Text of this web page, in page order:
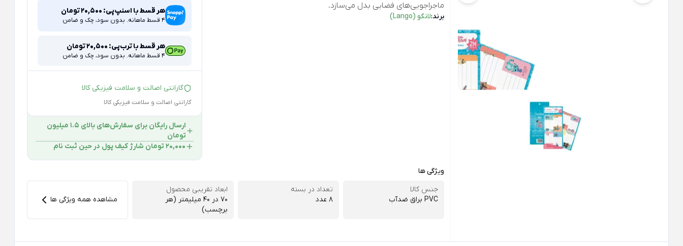
ماجراجویی‌های فضایی بدل می‌سازد.
برند:لانگو (Lango)
هر قسط با اسنپ‌پی: 20,500تومان
4 قسط ماهانه. بدون سود، چک و ضامن
هر قسط با ترب‌پی: 20,500تومان
4 قسط ماهانه. بدون سود، چک و ضامن
گارانتی اصالت و سلامت فیزیکی کالا
گارانتی اصالت و سلامت فیزیکی کالا
ارسال رایگان برای سفارش‌های بالای 1.5 میلیون
تومان
۲۰,۰۰۰ تومان شارژ کیف پول در حین ثبت ‌نام
ویژگی ها
جنس کالا
PVC براق ضدآب
تعداد در بسته
۸ عدد
ابعاد تقریبی محصول
70 در ۴۰ میلیمتر (هر
برچسب)
مشاهده همه ویژگی ها